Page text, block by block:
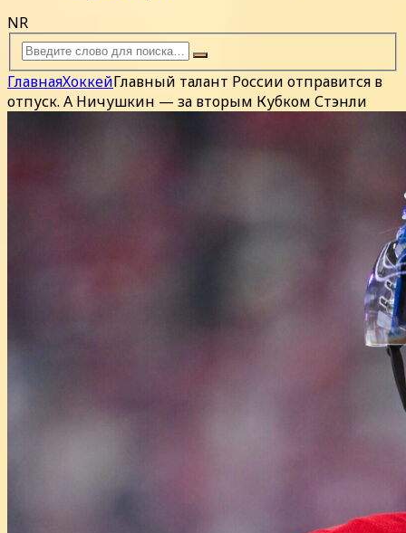
NR
ГлавнаяХоккейГлавный талант России отправится в
отпуск. А Ничушкин — за вторым Кубком Стэнли